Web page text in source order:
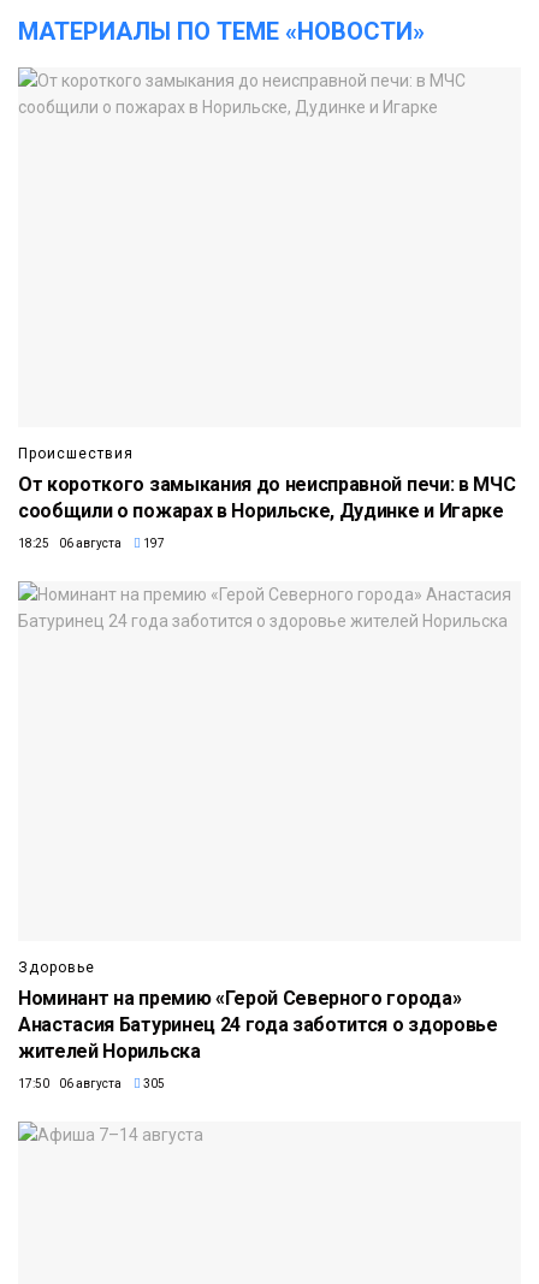
МАТЕРИАЛЫ ПО ТЕМЕ «НОВОСТИ»
Происшествия
От короткого замыкания до неисправной печи: в МЧС
сообщили о пожарах в Норильске, Дудинке и Игарке
18:25 06 августа 197
Здоровье
Номинант на премию «Герой Северного города»
Анастасия Батуринец 24 года заботится о здоровье
жителей Норильска
17:50 06 августа 305